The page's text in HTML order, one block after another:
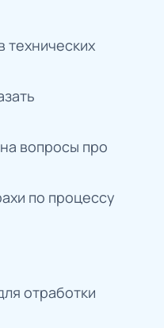
вопросы про
по процессу
отработки